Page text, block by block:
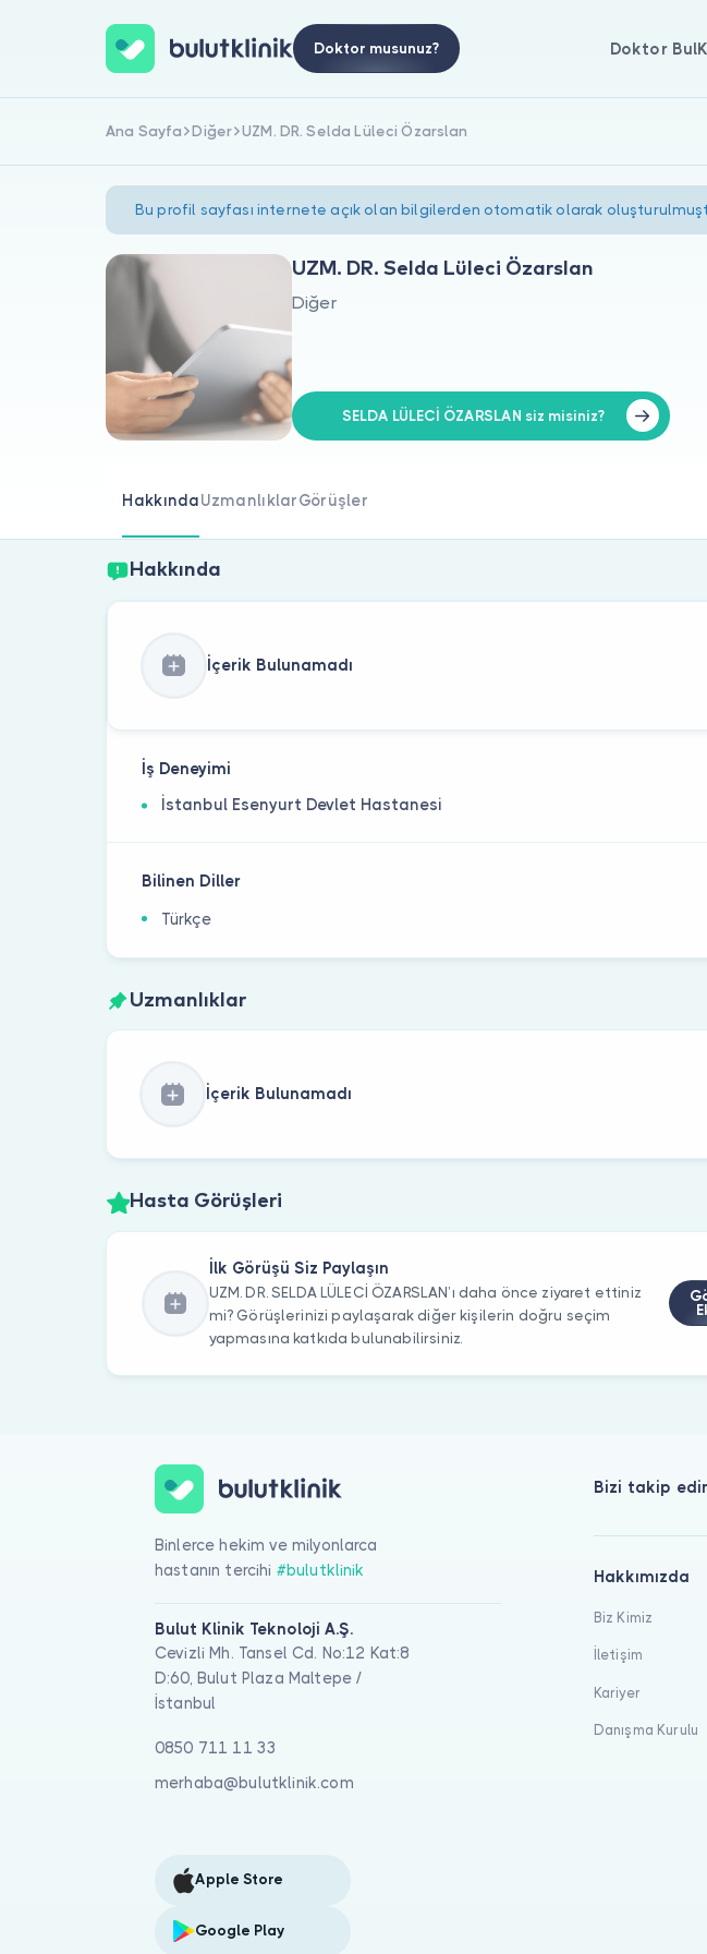
Doktor musunuz? Doktor Bul
Ana Sayfa Diğer UZM. DR. Selda Lüleci Özarslan
Bu profil sayfası internete açık olan bilgilerden otomatik olarak
UZM. DR. Selda Lüleci Özarslan
Diğer
SELDA LÜLECİ ÖZARSLAN siz misiniz?
HakkındaUzmanlıklarGörüşler
Hakkında
İçerik Bulunamadı
İş Deneyimi
İstanbul Esenyurt Devlet Hastanesi
Bilinen Diller
Türkçe
Uzmanlıklar
İçerik Bulunamadı
Hasta Görüşleri
İlk Görüşü Siz Paylaşın
UZM. DR. SELDA LÜLECİ ÖZARSLAN’ı daha önce ziyaret ettiniz
mi? Görüşlerinizi paylaşarak diğer kişilerin doğru seçim
yapmasına katkıda bulunabilirsiniz.
Binlerce hekim ve milyonlarca
hastanın tercihi #bulutklinik
Bulut Klinik Teknoloji A.Ş.
Cevizli Mh. Tansel Cd. No:12 Kat:8
D:60, Bulut Plaza Maltepe /
İstanbul
0850 711 11 33
merhaba@bulutklinik.com
Apple Store
Google Play
Bizi takip
Hakkımızda
Biz Kimiz
İletişim
Kariyer
Danışma Kurulu